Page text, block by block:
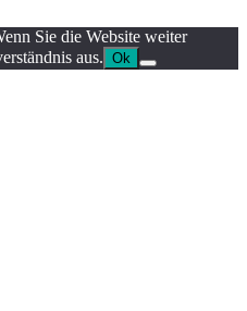
Sie die Website weiter
aus. Ok